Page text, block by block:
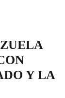
Y LA